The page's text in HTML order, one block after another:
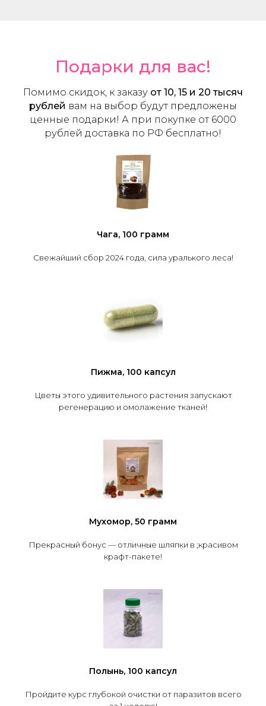
Подарки для вас!
Помимо скидок, к заказу от 10, 15 и 20 тысяч
рублей вам на выбор будут предложены
ценные подарки! А при покупке от 6000
рублей доставка по РФ бесплатно!
Чага, 100 грамм
Свежайший сбор 2024 года, сила уралького леса!
Пижма, 100 капсул
Цветы этого удивительного растения запускают
регенерацию и омолажение тканей!
Мухомор, 50 грамм
Прекрасный бонус — отличные шляпки в ;красивом
крафт-пакете!
Полынь, 100 капсул
Пройдите курс глубокой очистки от паразитов всего